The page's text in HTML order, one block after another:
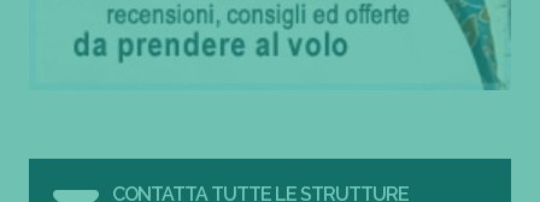
CONTATTA TUTTE LE STRUTTURE